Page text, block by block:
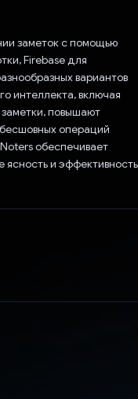
заметок с помощью
Firebase для
вариантов
интеллекта, включая
повышают
операций
обеспечивает
ясность и эффективность